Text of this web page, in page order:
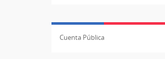
Cuenta Pública